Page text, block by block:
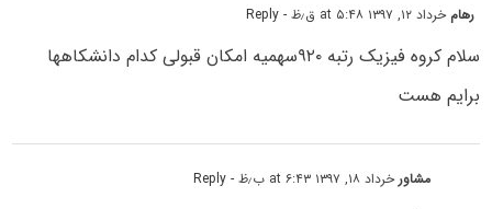
رهام خرداد ۱۲, ۱۳۹۷ at ۵:۴۸ ق٫ظ - Reply
سلام کروه فیزیک رتبه ۹۲۰سهمیه امکان قبولی کدام دانشکاهها
برایم هست
مشاور خرداد ۱۸, ۱۳۹۷ at ۶:۴۳ ب٫ظ - Reply